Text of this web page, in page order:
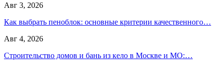
Авг 3, 2026
Как выбрать пеноблок: основные критерии качественного…
Авг 4, 2026
Строительство домов и бань из кело в Москве и МО:…